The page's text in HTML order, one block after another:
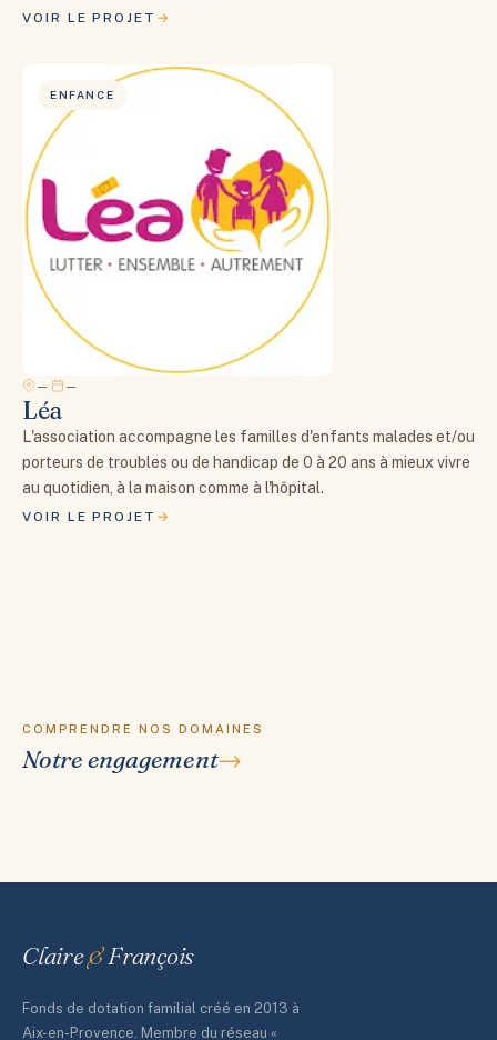
VOIR LE PROJET
ENFANCE
— —
Léa
L'association accompagne les familles d'enfants malades et/ou
porteurs de troubles ou de handicap de 0 à 20 ans à mieux vivre
au quotidien, à la maison comme à l'hôpital.
VOIR LE PROJET
COMPRENDRE NOS DOMAINES
Notre engagement
Claire&François
Fonds de dotation familial créé en 2013 à
Aix-en-Provence. Membre du réseau «